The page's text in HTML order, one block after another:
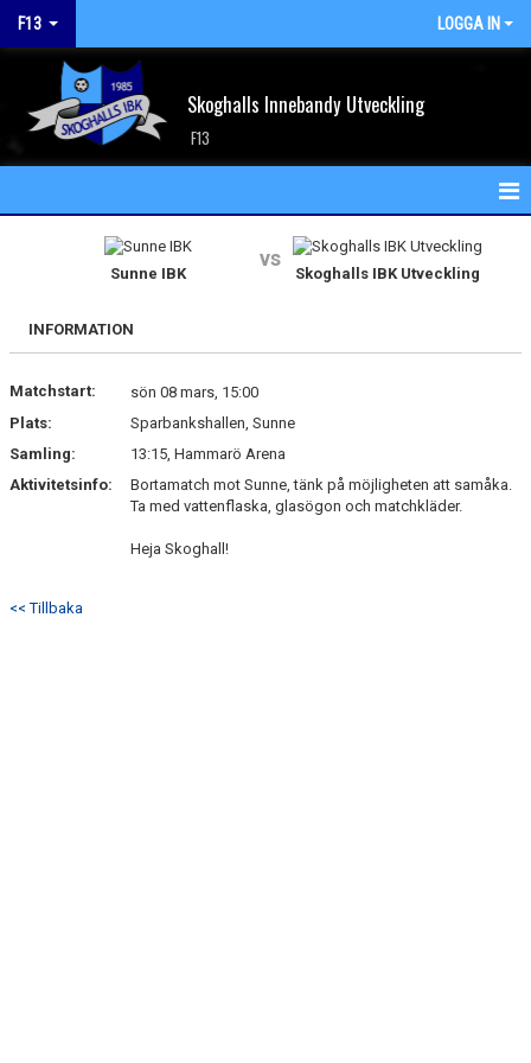
F13 LOGGA IN
Skoghalls Innebandy Utveckling
F13
KALENDER
MATCHER
BILDGALLERI
Sunne IBK
vs
Skoghalls IBK Utveckling
INFORMATION
Matchstart:
sön 08 mars, 15:00
Plats:
Sparbankshallen, Sunne
Samling:
13:15, Hammarö Arena
Aktivitetsinfo:
Bortamatch mot Sunne, tänk på möjligheten att samåka.
Ta med vattenflaska, glasögon och matchkläder.
Heja Skoghall!
<< Tillbaka